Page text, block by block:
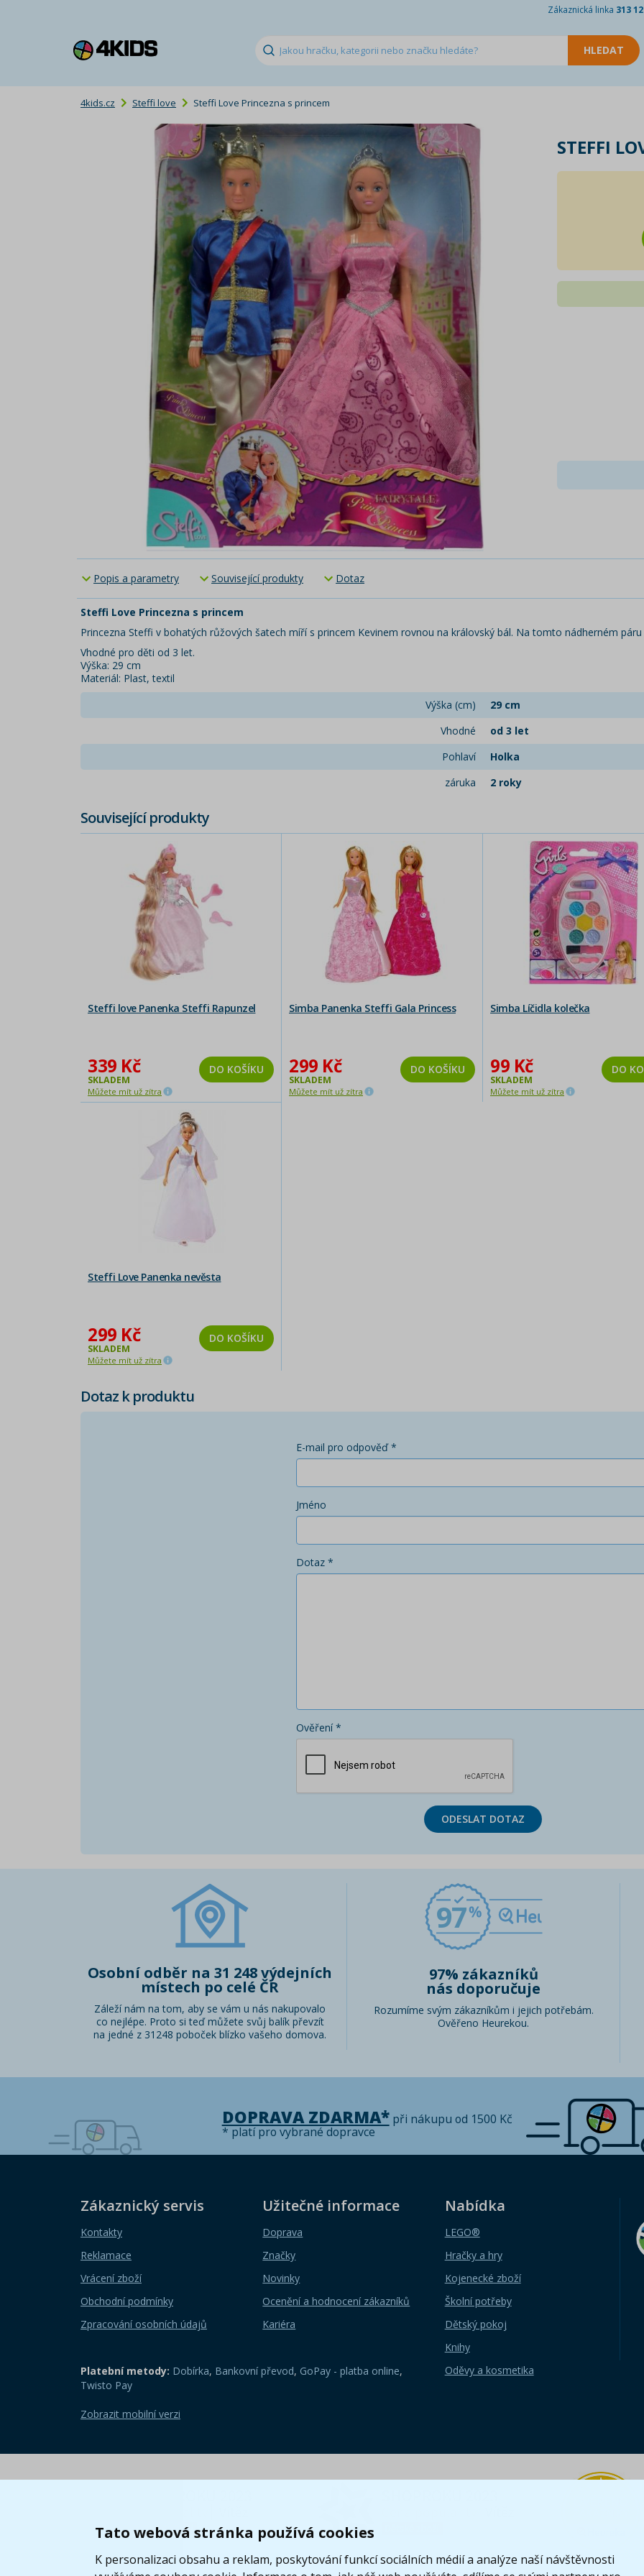
Tato webová stránka používá cookies
K personalizaci obsahu a reklam, poskytování funkcí sociálních médií a analýze naší návštěvnosti
Zákaznická linka 313
4kids.cz Steffi love Steffi Love Princezna s princem
STEFFI
Popis a parametry Související produkty Dotaz
Steffi Love Princezna s princem
Princezna Steffi v bohatých růžových šatech míří s princem Kevinem rovnou na královský bál. Na tomto nádherném
Vhodné pro děti od 3 let.
Výška: 29 cm
Materiál: Plast, textil
Výška (cm)
29 cm
Vhodné
od 3 let
Pohlaví
Holka
záruka
2 roky
Související produkty
Steffi love Panenka Steffi Rapunzel
339 Kč
SKLADEM
Můžete mít už zítra
DO KOŠÍKU
Simba Panenka Steffi Gala Princess
299 Kč
SKLADEM
Můžete mít už zítra
DO KOŠÍKU
Simba Líčidla kolečka
99 Kč
SKLADEM
Můžete mít už zítra
DO
Steffi Love Panenka nevěsta
299 Kč
SKLADEM
Můžete mít už zítra
DO KOŠÍKU
Dotaz k produktu
E-mail pro odpověď *
Jméno
Dotaz *
Ověření *
ODESLAT DOTAZ
Osobní odběr na 31 248 výdejních
místech po celé ČR
Záleží nám na tom, aby se vám u nás nakupovalo
co nejlépe. Proto si teď můžete svůj balík převzít
na jedné z 31248 poboček blízko vašeho domova.
97
97% zákazníků
nás doporučuje
Rozumíme svým zákazníkům i jejich potřebám.
Ověřeno Heurekou.
DOPRAVA ZDARMA*při nákupu od 1500 Kč
* platí pro vybrané dopravce
Zákaznický servis
Kontakty
Reklamace
Vrácení zboží
Obchodní podmínky
Zpracování osobních údajů
Užitečné informace
Doprava
Značky
Novinky
Ocenění a hodnocení zákazníků
Kariéra
Nabídka
LEGO®
Hračky a hry
Kojenecké zboží
Školní potřeby
Dětský pokoj
Knihy
Oděvy a kosmetika
Platební metody: Dobírka, Bankovní převod, GoPay - platba online,
Twisto Pay
Zobrazit mobilní verzi